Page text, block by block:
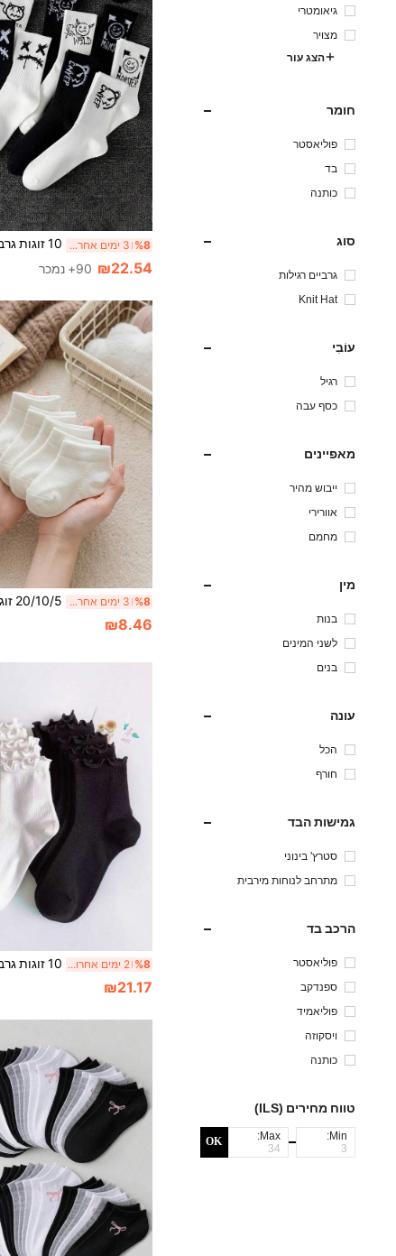
גיאומטרי
מצויר
הצג עור
חומר
פוליאסטר
בד
כותנה
סוג
גרביים רגילות
Knit Hat
עוֹבִי
רגיל
כסף עבה
מאפיינים
ייבוש מהיר
אוורירי
מחמם
מין
בנות
לשני המינים
בנים
עונה
הכל
חורף
גמישות הבד
סטרץ' בינוני
מתרחב לנוחות מירבית
הרכב בד
פוליאסטר
ספנדקב
פוליאמיד
ויסקוזה
כותנה
טווח מחירים (ILS)
Min:
Max:
OK
%8 3 ימים אחרונים
₪22.54 90+ נמכר
%8 3 ימים אחרונים
₪8.46
%8 2 ימים אחרונים
₪21.17